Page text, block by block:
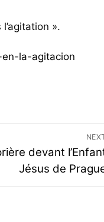
».
la-agitacion
devant
Jésus de